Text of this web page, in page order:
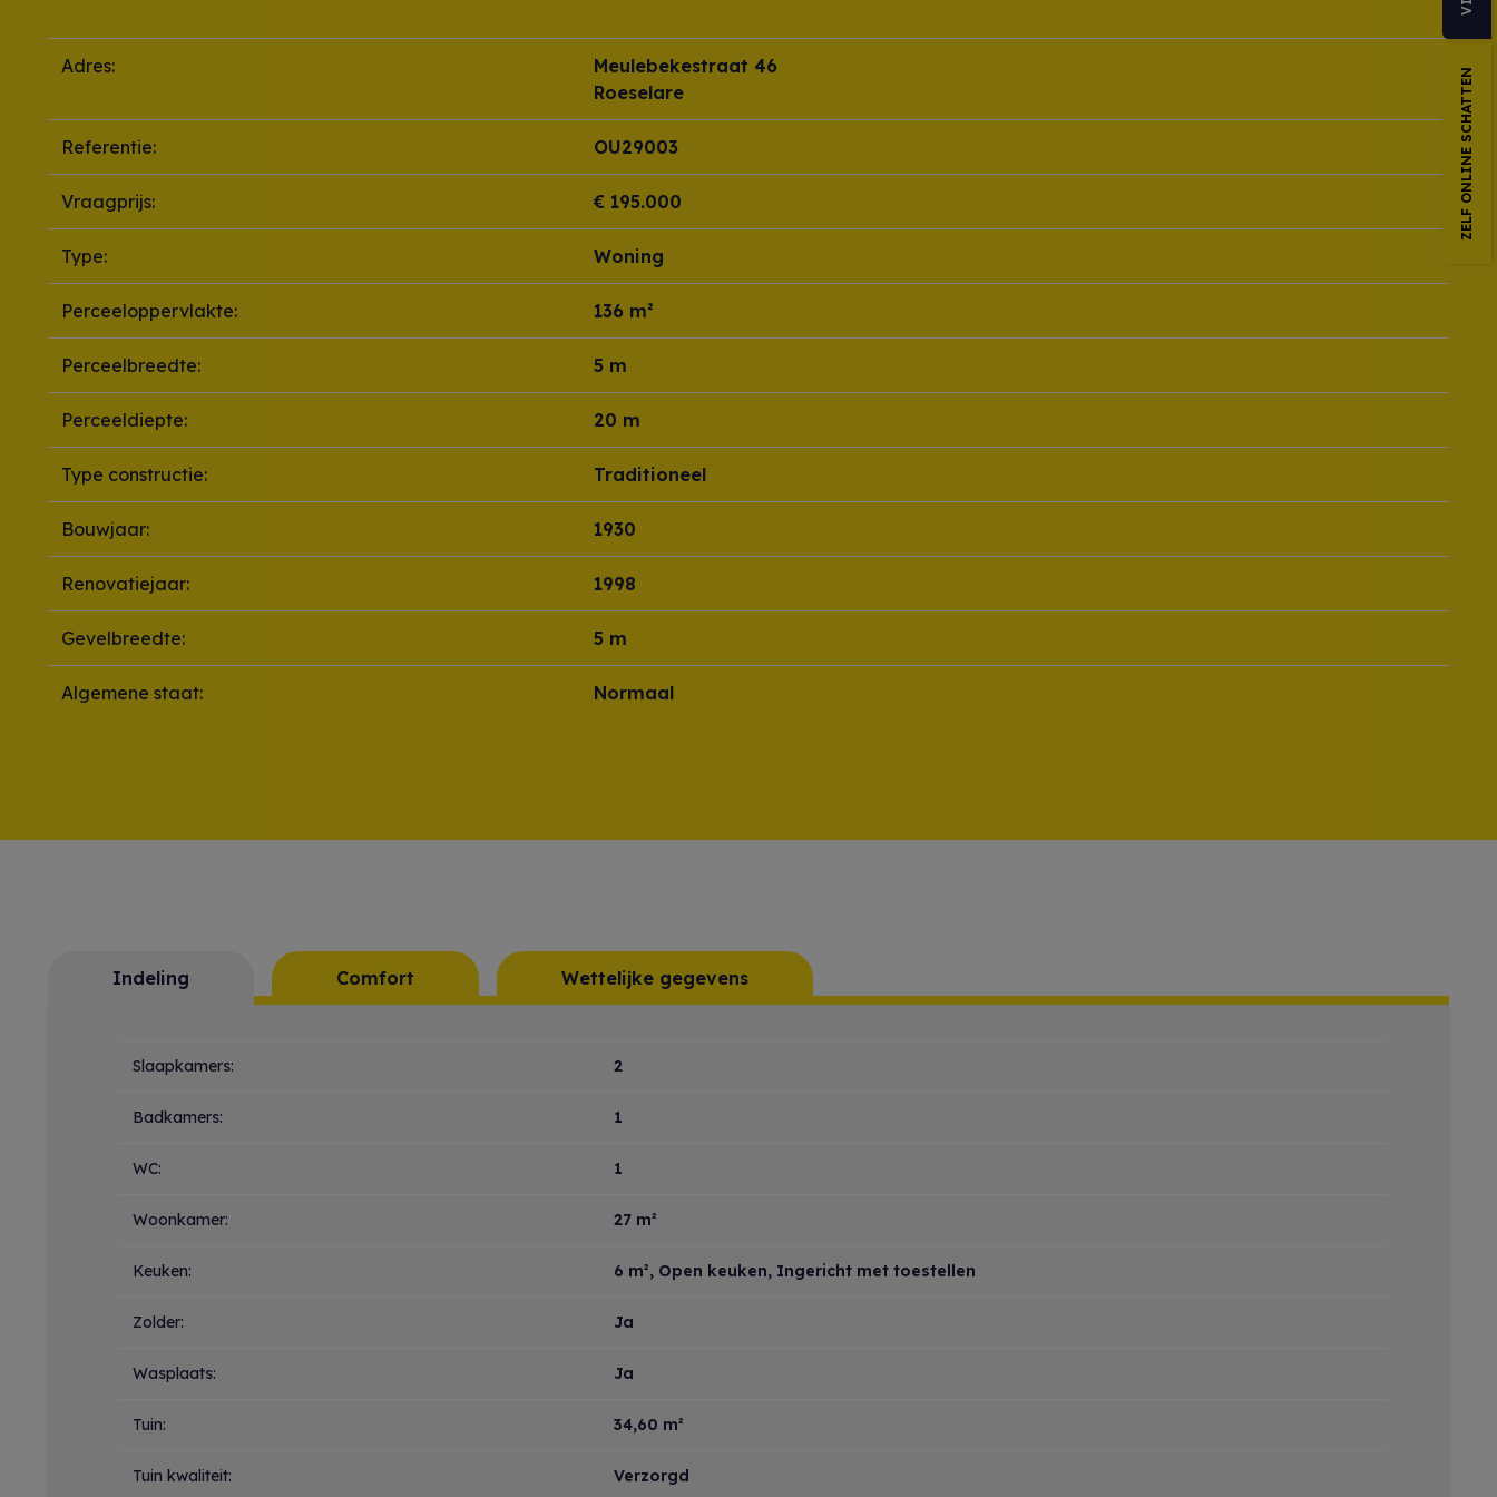
Adres:
Meulebekestraat 46
Roeselare
Referentie: OU29003
Vraagprijs: € 195.000
Type: Woning
Perceeloppervlakte: 136 m²
Perceelbreedte: 5 m
Perceeldiepte: 20 m
Type constructie: Traditioneel
Bouwjaar: 1930
Renovatiejaar: 1998
Gevelbreedte: 5 m
Algemene staat: Normaal
Indeling Comfort Wettelijke gegevens
Slaapkamers: 2
Badkamers: 1
WC: 1
Woonkamer: 27 m²
Keuken: 6 m², Open keuken, Ingericht met toestellen
Zolder: Ja
Wasplaats: Ja
Tuin: 34,60 m²
Tuin kwaliteit: Verzorgd
ZELF ONLINE SCHATTEN